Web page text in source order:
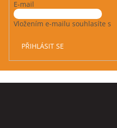
E-mail
Vložením e-mailu souhlasíte s
PŘIHLÁSIT SE